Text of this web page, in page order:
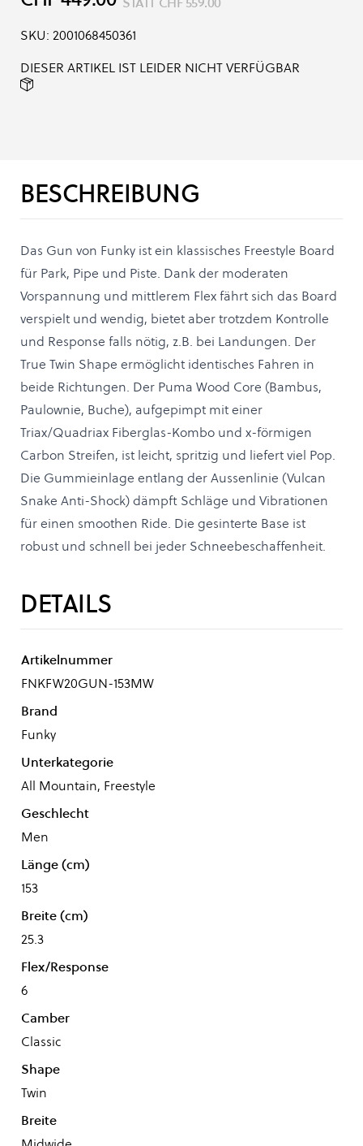
SKU: 2001068450361
DIESER ARTIKEL IST LEIDER NICHT VERFÜGBAR
BESCHREIBUNG
Das Gun von Funky ist ein klassisches Freestyle Board
für Park, Pipe und Piste. Dank der moderaten
Vorspannung und mittlerem Flex fährt sich das Board
verspielt und wendig, bietet aber trotzdem Kontrolle
und Response falls nötig, z.B. bei Landungen. Der
True Twin Shape ermöglicht identisches Fahren in
beide Richtungen. Der Puma Wood Core (Bambus,
Paulownie, Buche), aufgepimpt mit einer
Triax/Quadriax Fiberglas-Kombo und x-förmigen
Carbon Streifen, ist leicht, spritzig und liefert viel Pop.
Die Gummieinlage entlang der Aussenlinie (Vulcan
Snake Anti-Shock) dämpft Schläge und Vibrationen
für einen smoothen Ride. Die gesinterte Base ist
robust und schnell bei jeder Schneebeschaffenheit.
DETAILS
Artikelnummer
FNKFW20GUN-153MW
Brand
Funky
Unterkategorie
All Mountain, Freestyle
Geschlecht
Men
Länge (cm)
153
Breite (cm)
25.3
Flex/Response
6
Camber
Classic
Shape
Twin
Breite